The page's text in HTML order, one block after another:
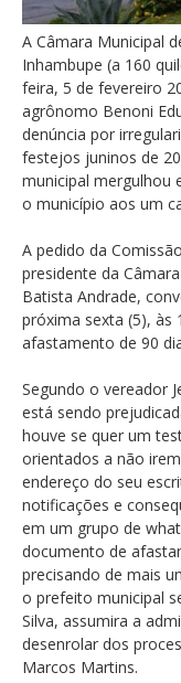
A Câmara Municipal
Inhambupe (a 160
feira, 5 de fevereiro
agrônomo Benoni
denúncia por
festejos juninos de
municipal mergulhou
o município aos um
A pedido da
presidente da
Batista Andrade,
próxima sexta (5), às
afastamento de 90
Segundo o vereador
está sendo
houve se quer um
orientados a não
endereço do seu
notificações e
em um grupo de
documento de
precisando de mais
o prefeito municipal
Silva, assumira a
desenrolar dos
Marcos Martins.